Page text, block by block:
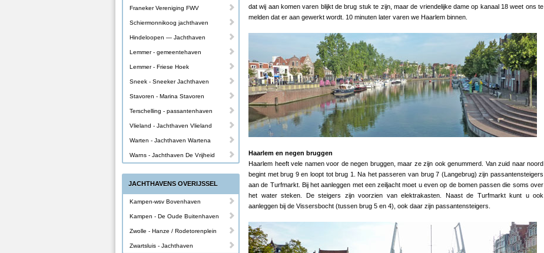
dat wij aan komen varen blijkt de brug stuk te zijn, maar de vriendelijke dame op kanaal 18 weet ons te
melden dat er aan gewerkt wordt. 10 minuten later varen we Haarlem binnen.
Haarlem en negen bruggen
Haarlem heeft vele namen voor de negen bruggen, maar ze zijn ook genummerd. Van zuid naar noord
begint met brug 9 en loopt tot brug 1. Na het passeren van brug 7 (Langebrug) zijn passantensteigers
aan de Turfmarkt. Bij het aanleggen met een zeiljacht moet u even op de bomen passen die soms over
het water steken. De steigers zijn voorzien van elektrakasten. Naast de Turfmarkt kunt u ook
aanleggen bij de Vissersbocht (tussen brug 5 en 4), ook daar zijn passantensteigers.
Franeker Vereniging FWV
Schiermonnikoog jachthaven
Hindeloopen — Jachthaven
Lemmer - gemeentehaven
Lemmer - Friese Hoek
Sneek - Sneeker Jachthaven
Stavoren - Marina Stavoren
Terschelling - passantenhaven
Vlieland - Jachthaven Vlieland
Warten - Jachthaven Wartena
Warns - Jachthaven De Vrijheid
JACHTHAVENS OVERIJSSEL
Kampen-wsv Bovenhaven
Kampen - De Oude Buitenhaven
Zwolle - Hanze / Rodetorenplein
Zwartsluis - Jachthaven